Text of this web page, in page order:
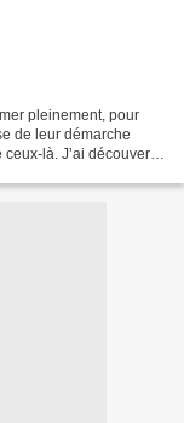
pleinement, pour
de leur démarche
là. J’ai découvert